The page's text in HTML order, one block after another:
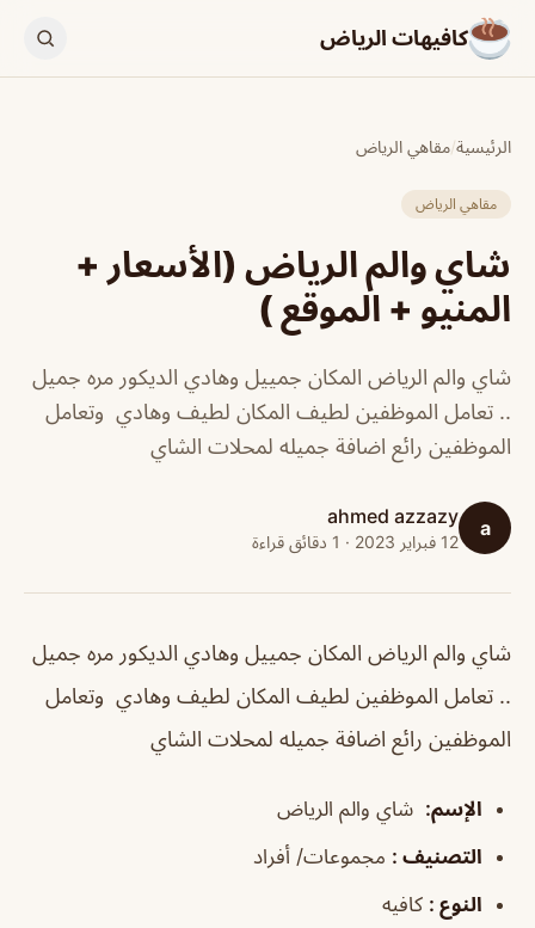
كافيهات الرياض
الرئيسية/مقاهي الرياض
مقاهي الرياض
شاي والم الرياض (الأسعار +
المنيو + الموقع )
شاي والم الرياض المكان جمييل وهادي الديكور مره جميل
.. تعامل الموظفين لطيف المكان لطيف وهادي وتعامل
الموظفين رائع اضافة جميله لمحلات الشاي
a
ahmed azzazy
12 فبراير 2023 · 1 دقائق قراءة
شاي والم الرياض المكان جمييل وهادي الديكور مره جميل
.. تعامل الموظفين لطيف المكان لطيف وهادي وتعامل
الموظفين رائع اضافة جميله لمحلات الشاي
الإسم: شاي والم الرياض
التصنيف : مجموعات/ أفراد
النوع : كافيه